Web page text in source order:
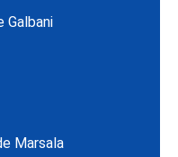
Galbani
Marsala